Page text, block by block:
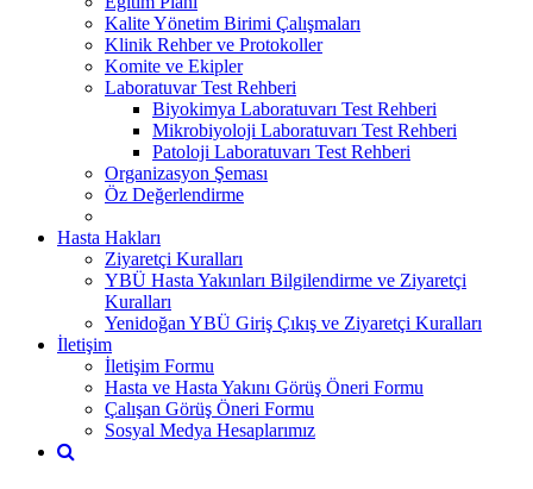
Kalite Yönetim Birimi Çalışmaları
Klinik Rehber ve Protokoller
Komite ve Ekipler
Laboratuvar Test Rehberi
Biyokimya Laboratuvarı Test Rehberi
Mikrobiyoloji Laboratuvarı Test Rehberi
Patoloji Laboratuvarı Test Rehberi
Organizasyon Şeması
Öz Değerlendirme
Hasta Hakları
Ziyaretçi Kuralları
YBÜ Hasta Yakınları Bilgilendirme ve Ziyaretçi
Kuralları
Yenidoğan YBÜ Giriş Çıkış ve Ziyaretçi Kuralları
İletişim
İletişim Formu
Hasta ve Hasta Yakını Görüş Öneri Formu
Çalışan Görüş Öneri Formu
Sosyal Medya Hesaplarımız